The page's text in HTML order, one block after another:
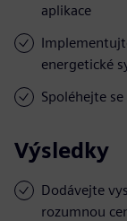
aplikace
energetické
Spoléhejte
Výsledky
Dodávejte
rozumnou